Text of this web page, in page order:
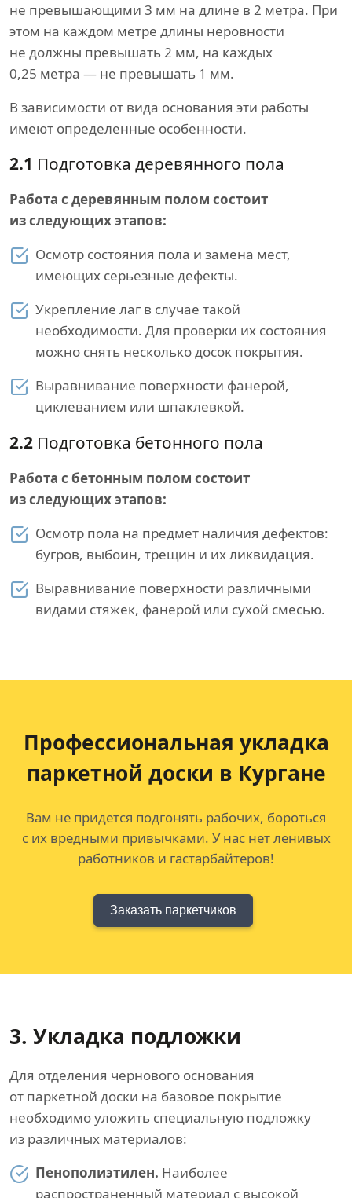
не превышающими 3 мм на длине в 2 метра. При
этом на каждом метре длины неровности
не должны превышать 2 мм, на каждых
0,25 метра — не превышать 1 мм.
В зависимости от вида основания эти работы
имеют определенные особенности.
2.1 Подготовка деревянного пола
Работа с деревянным полом состоит
из следующих этапов:
Осмотр состояния пола и замена мест,
имеющих серьезные дефекты.
Укрепление лаг в случае такой
необходимости. Для проверки их состояния
можно снять несколько досок покрытия.
Выравнивание поверхности фанерой,
циклеванием или шпаклевкой.
2.2 Подготовка бетонного пола
Работа с бетонным полом состоит
из следующих этапов:
Осмотр пола на предмет наличия дефектов:
бугров, выбоин, трещин и их ликвидация.
Выравнивание поверхности различными
видами стяжек, фанерой или сухой смесью.
Профессиональная укладка
паркетной доски в Кургане
Вам не придется подгонять рабочих, бороться
с их вредными привычками. У нас нет ленивых
работников и гастарбайтеров!
Заказать паркетчиков
3. Укладка подложки
Для отделения чернового основания
от паркетной доски на базовое покрытие
необходимо уложить специальную подложку
из различных материалов:
Пенополиэтилен. Наиболее
распространенный материал с высокой